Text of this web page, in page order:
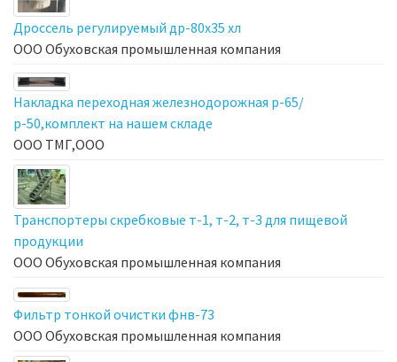
Дроссель регулируемый др-80х35 хл
ООО Обуховская промышленная компания
Накладка переходная железнодорожная р-65/
р-50,комплект на нашем складе
ООО ТМГ,ООО
Транспортеры скребковые т-1, т-2, т-3 для пищевой
продукции
ООО Обуховская промышленная компания
Фильтр тонкой очистки фнв-73
ООО Обуховская промышленная компания